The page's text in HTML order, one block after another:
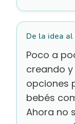
De la idea
Poco a
creando
opciones
bebés
Ahora no